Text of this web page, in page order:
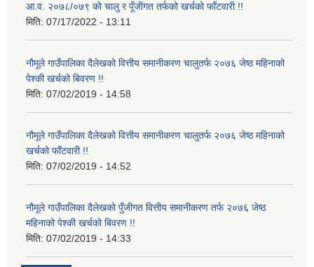
आ.व. २०७८/०७९ को चालु र पूँजीगत तर्फको खर्चको फाँटवारी !!
मिति: 07/17/2022 - 13:11
नौमूले गाउँपालिका दैलेखको वित्तीय समानीकरण चालुतर्फ २०७६ जेष्ठ महिनाको
पेश्की खर्चको बिवरण !!
मिति: 07/02/2019 - 14:58
नौमूले गाउँपालिका दैलेखको वित्तीय समानीकरण चालुतर्फ २०७६ जेष्ठ महिनाको
खर्चको फाँटवारी !!
मिति: 07/02/2019 - 14:52
नौमूले गाउँपालिका दैलेखको पुँजीगत वित्तीय समानीकरण तर्फ २०७६ जेष्ठ
महिनाको पेश्की खर्चको बिवरण !!
मिति: 07/02/2019 - 14:33